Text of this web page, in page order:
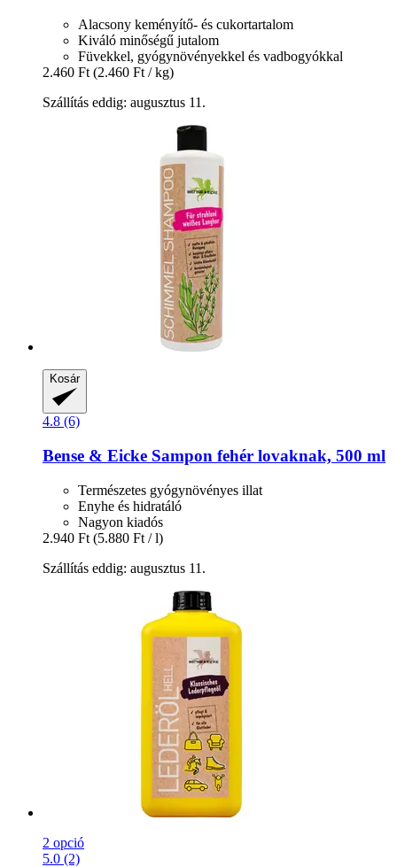
Alacsony keményítő- és cukortartalom
Kiváló minőségű jutalom
Füvekkel, gyógynövényekkel és vadbogyókkal
2.460 Ft (2.460 Ft / kg)
Szállítás eddig: augusztus 11.
Kosár
4.8 (6)
Bense & Eicke Sampon fehér lovaknak, 500 ml
Természetes gyógynövényes illat
Enyhe és hidratáló
Nagyon kiadós
2.940 Ft (5.880 Ft / l)
Szállítás eddig: augusztus 11.
2 opció
5.0 (2)